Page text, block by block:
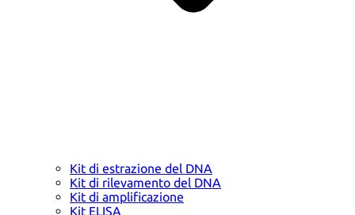
Kit di estrazione del DNA
Kit di rilevamento del DNA
Kit di amplificazione
Kit ELISA